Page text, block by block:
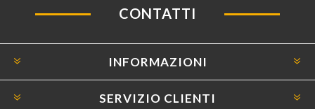
CONTATTI
INFORMAZIONI
SERVIZIO CLIENTI